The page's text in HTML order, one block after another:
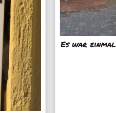
Es war einmal